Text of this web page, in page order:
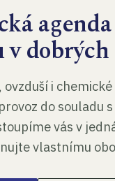
ovzduší i
do souladu
vás v
vlastnímu